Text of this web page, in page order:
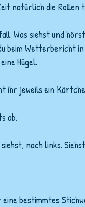
natürlich die Rollen
Was siehst und
beim Wetterbericht
Hügel.
ihr jeweils ein
ab.
nach links.
bestimmtes